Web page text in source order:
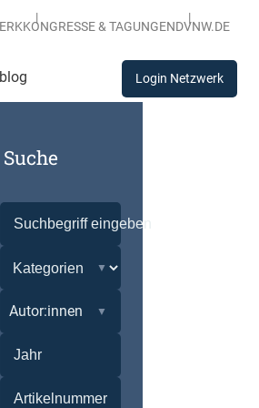
KONGRESSE & TAGUNGENDVNW.DE
Login Netzwerk
Suche
Autor:innen